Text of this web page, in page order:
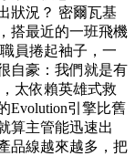
狀況？ 密爾瓦基
搭最近的一班飛機
員捲起袖子，一
自豪：我們就是有
太依賴英雄式救
Evolution引擎比舊
算主管能迅速出
品線越來越多，把